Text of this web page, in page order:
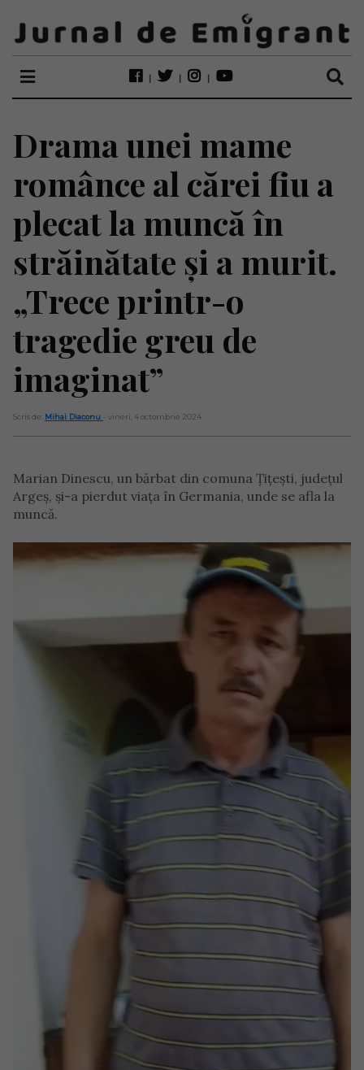
Drama unei mame
românce al cărei fiu a
plecat la muncă în
străinătate și a murit.
„Trece printr-o
tragedie greu de
imaginat”
Scris de: Mihai Diaconu - vineri, 4 octombrie 2024
Marian Dinescu, un bărbat din comuna Țițești, județul
Argeș, și-a pierdut viața în Germania, unde se afla la
muncă.